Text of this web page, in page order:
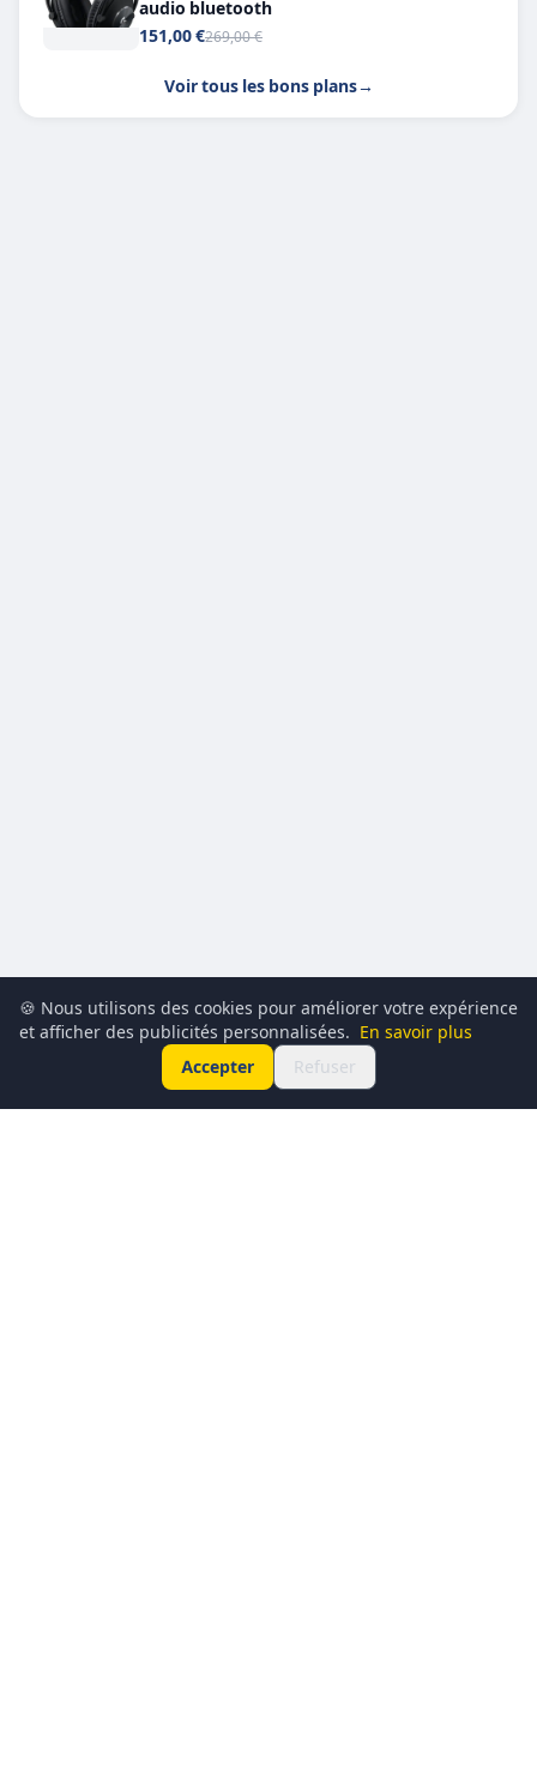
audio bluetooth
151,00 €269,00 €
Voir tous les bons plans→
🍪 Nous utilisons des cookies pour améliorer votre expérience
et afficher des publicités personnalisées. En savoir plus
Accepter
Refuser